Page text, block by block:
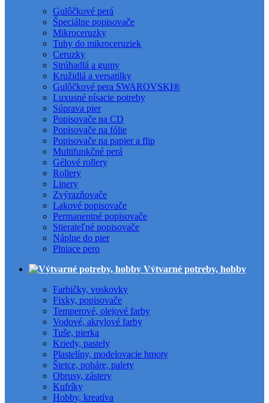
Gulôčkové perá
Špeciálne popisovače
Mikroceruzky
Tuhy do mikroceruziek
Ceruzky
Strúhadlá a gumy
Kružidlá a versatilky
Gulôčkové pera SWAROVSKI®
Luxusné písacie potreby
Súprava pier
Popisovače na CD
Popisovače na fólie
Popisovače na papier a flip
Multifunkčné perá
Gélové rollery
Rollery
Linery
Zvýrazňovače
Lakové popisovače
Permanentné popisovače
Stierateľné popisovače
Náplne do pier
Plniace pero
Výtvarné potreby, hobby
Farbičky, voskovky
Fixky, popisovače
Temperové, olejové farby
Vodové, akrylové farby
Tuše, pierka
Kriedy, pastely
Plastelíny, modelovacie hmoty
Štetce, poháre, palety
Obrusy, zástery
Kufríky
Hobby, kreatíva